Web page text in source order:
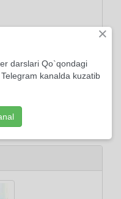
baxt
×
darslari Qo`qondagi
kanalda kuzatib